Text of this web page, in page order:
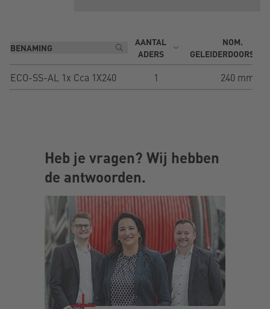
AANTAL
ADERS
NOM.
ECO-SS-AL 1x Cca 1X240 1 240 mm²
Heb je vragen? Wij hebben
de antwoorden.